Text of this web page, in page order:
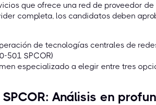
que ofrece una red de proveedor de
completa, los candidatos deben
de tecnologías centrales de
501 SPCOR)
especializado a elegir entre tres
Análisis en